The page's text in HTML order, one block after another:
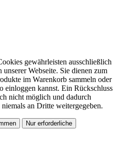
gewährleisten ausschließlich
Webseite. Sie dienen zum
im Warenkorb sammeln oder
einloggen kannst. Ein Rückschluss
nicht möglich und dadurch
an Dritte weitergegeben.
Nur erforderliche